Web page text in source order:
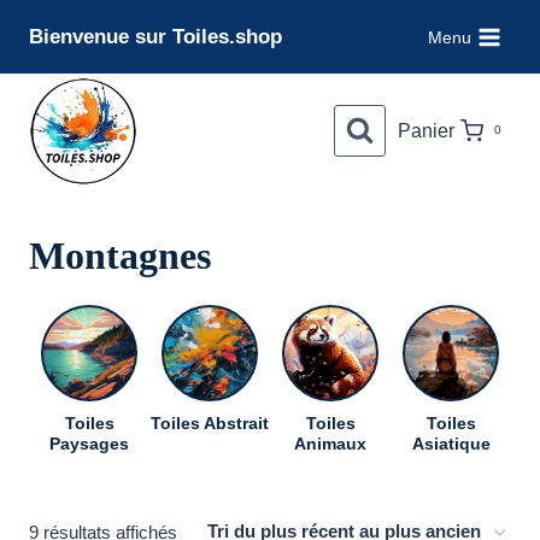
contenu
Bienvenue sur Toiles.shop Menu
Panier 0
Montagnes
Toiles
Paysages
Toiles Abstrait
Toiles
Animaux
Toiles
Asiatique
9 résultats affichés